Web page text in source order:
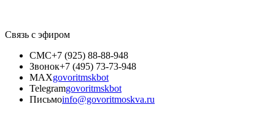
Связь с эфиром
СМС+7 (925) 88-88-948
Звонок+7 (495) 73-73-948
MAXgovoritmskbot
Telegramgovoritmskbot
Письмоinfo@govoritmoskva.ru